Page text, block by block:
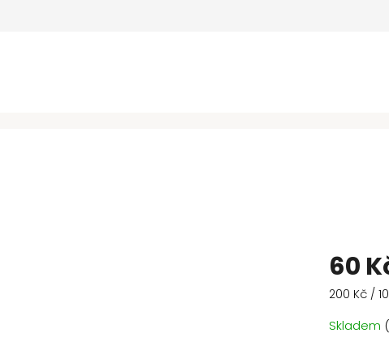
60
Měrná
200 Kč /
Skladem